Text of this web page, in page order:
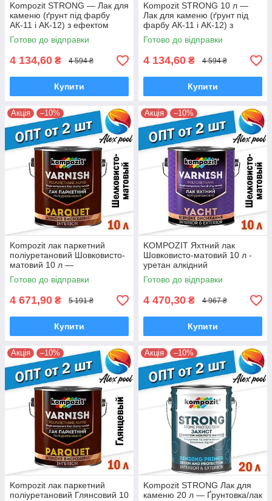
Kompozit STRONG — Лак для
каменю (ґрунт під фарбу
АК-11 і АК-12) з ефектом
"мокрого каменю"
Готово до відправки
4 134,60 ₴ 4 594 ₴
Купити
Kompozit STRONG 10 л —
Лак для каменю (ґрунт під
фарбу АК-11 і АК-12) з
ефектом "мокрого каменю"
Готово до відправки
4 134,60 ₴ 4 594 ₴
Купити
Акція –10%
Kompozit лак паркетний
поліуретановий Шовковисто-
матовий 10 л —
високоміцний
алкідноуретановий
Готово до відправки
4 671,90 ₴ 5 191 ₴
Купити
Акція –10%
KOMPOZIT Яхтний лак
Шовковисто-матовий 10 л -
уретан алкідний
високоміцний
атмосферостійкий
Готово до відправки
4 470,30 ₴ 4 967 ₴
Купити
Акція –10%
Kompozit лак паркетний
поліуретановий Глянсовий 10
Акція –10%
Kompozit STRONG Лак для
каменю 20 л — Ґрунтовка/лак